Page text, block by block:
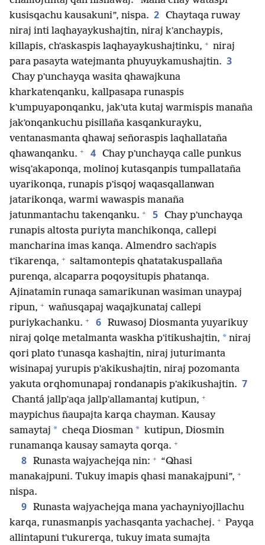
kusisqachu kausakuni”, nispa. 2 Chaytaqa ruway
niraj inti laqhayaykushajtin, niraj kʼanchaypis,
killapis, chʼaskaspis laqhayaykushajtinku, + niraj
para pasayta watejmanta phuyuykamushajtin. 3
Chay pʼunchayqa wasita qhawajkuna
kharkatenqanku, kallpasapa runaspis
kʼumpuyaponqanku, jakʼuta kutaj warmispis manaña
jakʼonqankuchu pisillaña kasqankurayku,
ventanasmanta qhawaj señoraspis laqhallataña
qhawanqanku. + 4 Chay pʼunchayqa calle punkus
wisqʼakaponqa, molinoj kutasqanpis tumpallataña
uyarikonqa, runapis pʼisqoj waqasqallanwan
jatarikonqa, warmi wawaspis manaña
jatunmantachu takenqanku. + 5 Chay pʼunchayqa
runapis altosta puriyta manchikonqa, callepi
mancharina imas kanqa. Almendro sachʼapis
tʼikarenqa, + saltamontepis qhatatakuspallaña
purenqa, alcaparra poqoysitupis phatanqa.
Ajinatamin runaqa samarikunan wasiman unaypaj
ripun, + wañusqapaj waqajkunataj callepi
puriykachanku. + 6 Ruwasoj Diosmanta yuyarikuy
niraj qolqe metalmanta waskha pʼitikushajtin, * niraj
qori plato tʼunasqa kashajtin, niraj juturimanta
wisinapaj yurupis pʼakikushajtin, niraj pozomanta
yakuta orqhomunapaj rondanapis pʼakikushajtin. 7
Chantá jallpʼaqa jallpʼallamantaj kutipun, +
maypichus ñaupajta karqa chayman. Kausay
samaytaj * cheqa Diosman * kutipun, Diosmin
runamanqa kausay samayta qorqa. +
8 Runasta wajyachejqa nin: + “Qhasi
manakajpuni. Tukuy imapis qhasi manakajpuni”, +
nispa.
9 Runasta wajyachejqa mana yachayniyojllachu
karqa, runasmanpis yachasqanta yachachej. + Payqa
allintapuni tʼukurerqa, tukuy imata sumajta